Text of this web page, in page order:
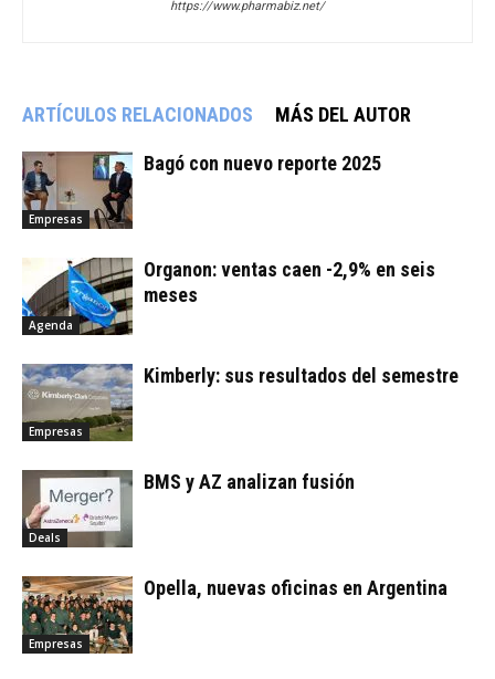
https://www.pharmabiz.net/
ARTÍCULOS RELACIONADOS MÁS DEL AUTOR
Empresas
Bagó con nuevo reporte 2025
Agenda
Organon: ventas caen -2,9% en seis
meses
Empresas
Kimberly: sus resultados del semestre
Deals
BMS y AZ analizan fusión
Empresas
Opella, nuevas oficinas en Argentina